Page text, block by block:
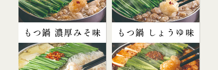
もつ鍋 濃厚みそ味 もつ鍋 しょうゆ味